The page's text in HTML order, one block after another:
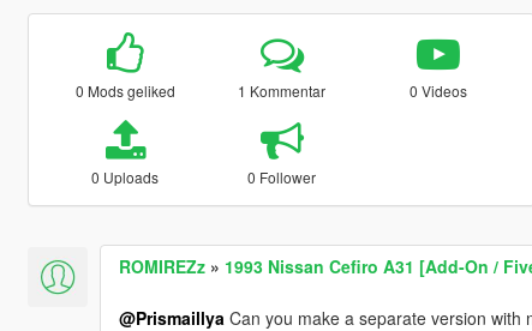
0 Mods geliked 1 Kommentar 0 Videos
0 Uploads 0 Follower
ROMIREZz» 1993 Nissan Cefiro A31 [Add-On /
@Prismaillya Can you make a separate version with